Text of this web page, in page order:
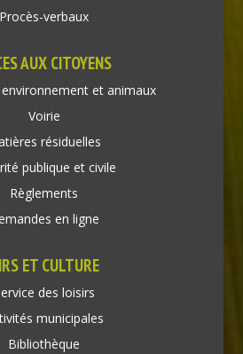
Procès-verbaux
AUX CITOYENS
et animaux
Voirie
résiduelles
publique et civile
Règlements
en ligne
ET CULTURE
des loisirs
municipales
Bibliothèque